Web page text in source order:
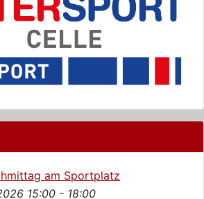
am Sportplatz
15:00 - 18:00